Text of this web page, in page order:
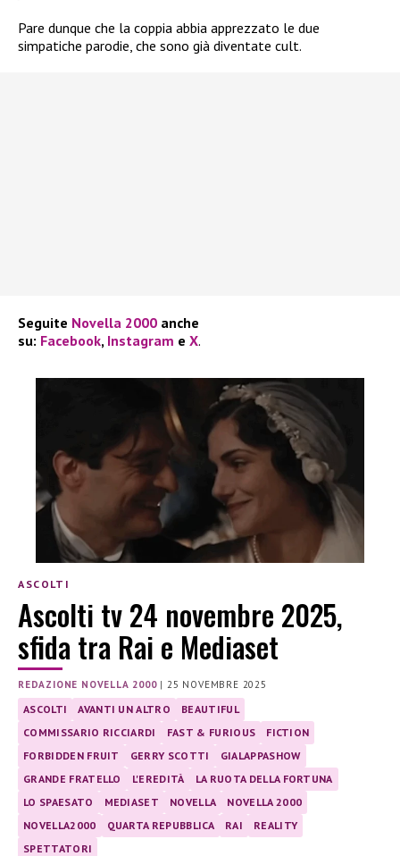
Pare dunque che la coppia abbia apprezzato le due
simpatiche parodie, che sono già diventate cult.
Seguite Novella 2000 anche
su: Facebook, Instagram e X.
ASCOLTI
Ascolti tv 24 novembre 2025,
sfida tra Rai e Mediaset
REDAZIONE NOVELLA 2000|25 NOVEMBRE 2025
ASCOLTI AVANTI UN ALTRO
BEAUTIFUL
COMMISSARIO RICCIARDI
FAST & FURIOUS
FICTION
FORBIDDEN FRUIT
GERRY SCOTTI
GIALAPPASHOW
GRANDE FRATELLO
L'EREDITÀ
LA RUOTA DELLA FORTUNA
LO SPAESATO
MEDIASET NOVELLA
NOVELLA 2000
NOVELLA2000
QUARTA REPUBBLICA RAI
REALITY
SPETTATORI